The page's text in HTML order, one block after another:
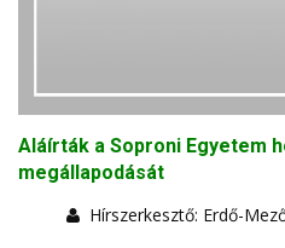
Aláírták a Soproni Egyetem
megállapodását
Hírszerkesztő: Erdő-